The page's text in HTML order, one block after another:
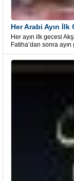
Her ayın ilk gecesi
Fatiha’dan sonra